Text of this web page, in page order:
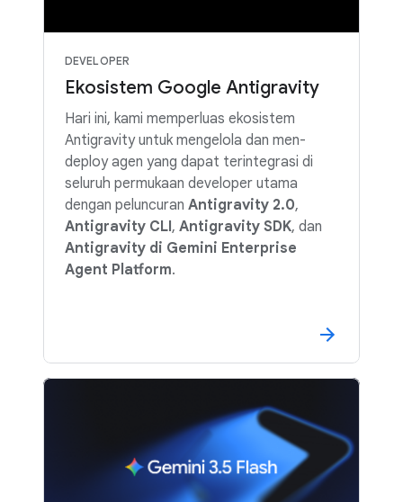
DEVELOPER
Ekosistem Google Antigravity
Hari ini, kami memperluas ekosistem
Antigravity untuk mengelola dan men-
deploy agen yang dapat terintegrasi di
seluruh permukaan developer utama
dengan peluncuran Antigravity 2.0,
Antigravity CLI, Antigravity SDK, dan
Antigravity di Gemini Enterprise
Agent Platform.